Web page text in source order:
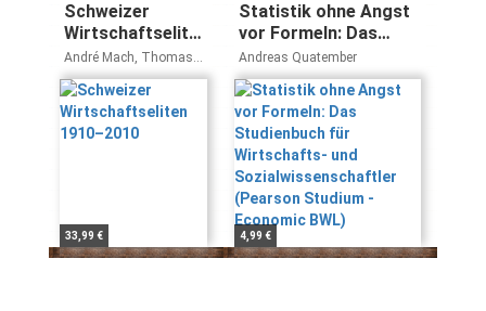
Schweizer
Wirtschaftseliten
1910–2010
André Mach, Thomas
David, Stéphanie
Ginalski, Felix
Bühlmann
33,99 €
Statistik ohne Angst
vor Formeln: Das
Studienbuch für
Wirtschafts- und
Sozialwissenschaftler
(Pearson Studium -
Economic BWL)
Andreas Quatember
4,99 €